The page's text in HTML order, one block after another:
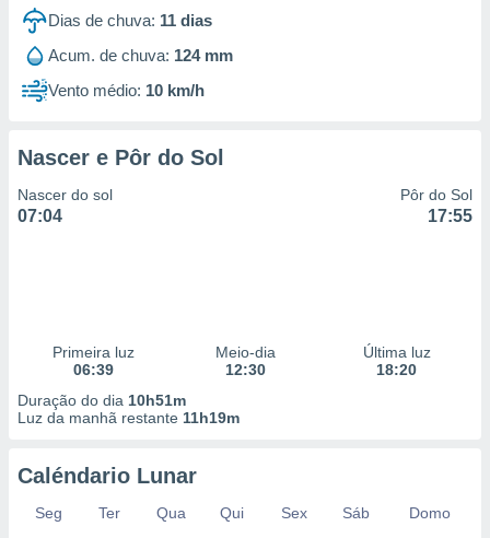
1199
Dias de chuva: 11 dias
Acum. de chuva: 124 mm
Vento médio: 10 km/h
Nascer e Pôr do Sol
Nascer do sol
07:04
Pôr do Sol
17:55
Primeira luz
06:39
Meio-dia
12:30
Última luz
18:20
Duração do dia 10h51m
Luz da manhã restante 11h19m
Caléndario Lunar
Seg Ter Qua Qui Sex Sáb
Domo